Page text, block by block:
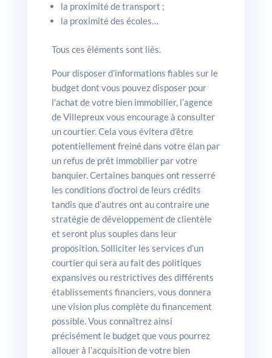
la proximité de transport ;
la proximité des écoles…
Tous ces éléments sont liés.
Pour disposer d’informations fiables sur le
budget dont vous pouvez disposer pour
l’achat de votre bien immobilier, l’agence
de Villepreux vous encourage à consulter
un courtier. Cela vous évitera d’être
potentiellement freiné dans votre élan par
un refus de prêt immobilier par votre
banquier. Certaines banques ont resserré
les conditions d’octroi de leurs crédits
tandis que d’autres ont au contraire une
stratégie de développement de clientèle
et seront plus souples dans leur
proposition. Solliciter les services d’un
courtier qui sera au fait des politiques
expansives ou restrictives des différents
établissements financiers, vous donnera
une vision plus complète du financement
possible. Vous connaîtrez ainsi
précisément le budget que vous pourrez
allouer à l’acquisition de votre bien